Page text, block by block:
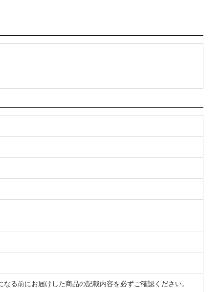
る前にお届けした商品の記載内容を必ずご確認ください。